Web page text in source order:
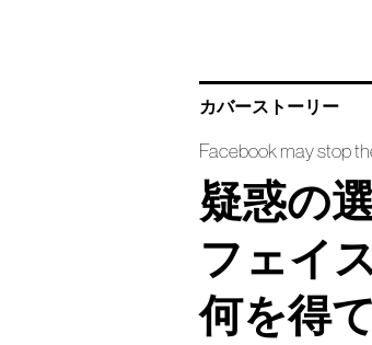
カバーストーリー
Facebook may stop
疑惑の
フェイ
何を得